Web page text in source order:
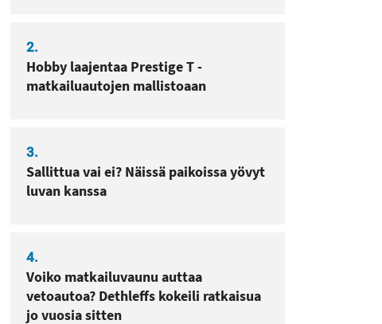
2.
Hobby laajentaa Prestige T -
matkailuautojen mallistoaan
3.
Sallittua vai ei? Näissä paikoissa yövyt
luvan kanssa
4.
Voiko matkailuvaunu auttaa
vetoautoa? Dethleffs kokeili ratkaisua
jo vuosia sitten